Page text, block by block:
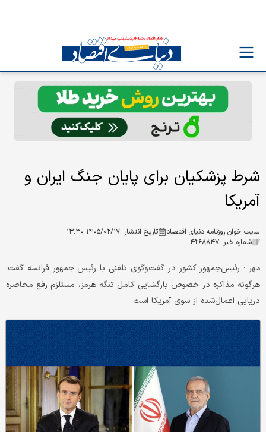
شرط پزشکیان برای پایان جنگ ایران و
آمریکا
سایت خوان روزنامه دنیای اقتصاد تاریخ انتشار :۱۴۰۵/۰۲/۱۷ ۱۳:۳۰
شماره خبر :۴۲۶۸۸۴۷
مهر : رئیس‌جمهور کشور در گفت‌وگوی تلفنی با رئیس جمهور فرانسه گفت:
هرگونه مذاکره در خصوص بازگشایی کامل تنگه هرمز، مستلزم رفع محاصره
دریایی اعمال‌شده از سوی آمریکا است.